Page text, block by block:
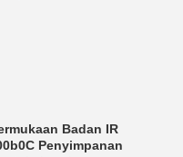
Badan IR
Penyimpanan